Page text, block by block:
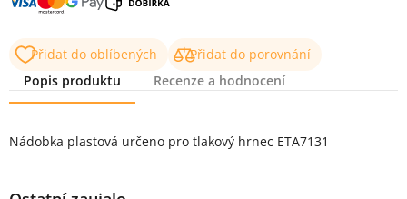
Přidat do oblíbených
Přidat do porovnání
Popis produktu
Recenze a hodnocení
Nádobka plastová určeno pro tlakový hrnec ETA7131